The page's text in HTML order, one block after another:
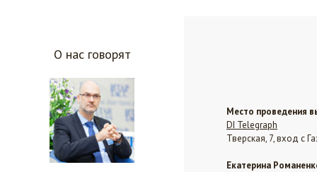
О нас говорят
Место проведения
DI Telegraph
Тверская, 7, вход с
Екатерина